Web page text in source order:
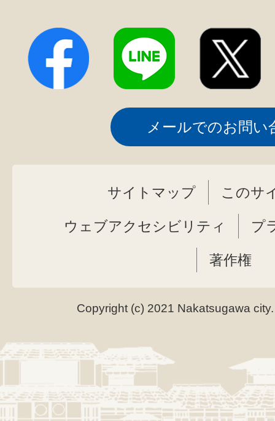
メールでのお問い
サイトマップ このサ
ウェブアクセシビリティ プ
著作権
Copyright (c) 2021 Nakatsugawa